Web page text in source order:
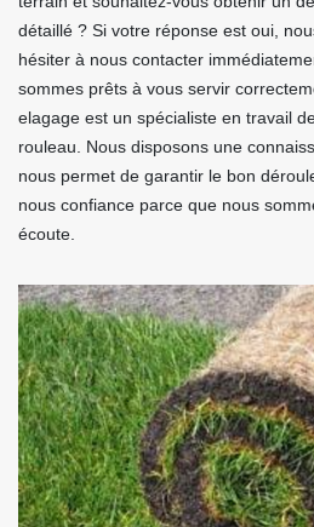
détaillé ? Si votre réponse est oui,
hésiter à nous contacter
sommes prêts à vous servir
elagage est un spécialiste en travail
rouleau. Nous disposons une
nous permet de garantir le bon
nous confiance parce que nous
écoute.